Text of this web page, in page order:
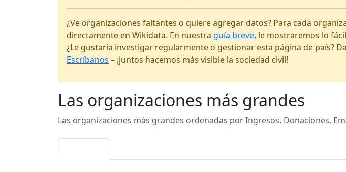
¿Ve organizaciones faltantes o quiere agregar datos? Para cada
directamente en Wikidata. En nuestra guía breve, le mostraremos lo
¿Le gustaría investigar regularmente o gestionar esta página de país?
Escríbanos – ¡juntos hacemos más visible la sociedad civil!
Las organizaciones más grandes
Las organizaciones más grandes ordenadas por Ingresos, Donaciones,